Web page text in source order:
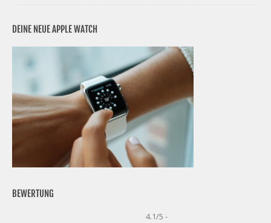
DEINE NEUE APPLE WATCH
BEWERTUNG
4.1/5 -